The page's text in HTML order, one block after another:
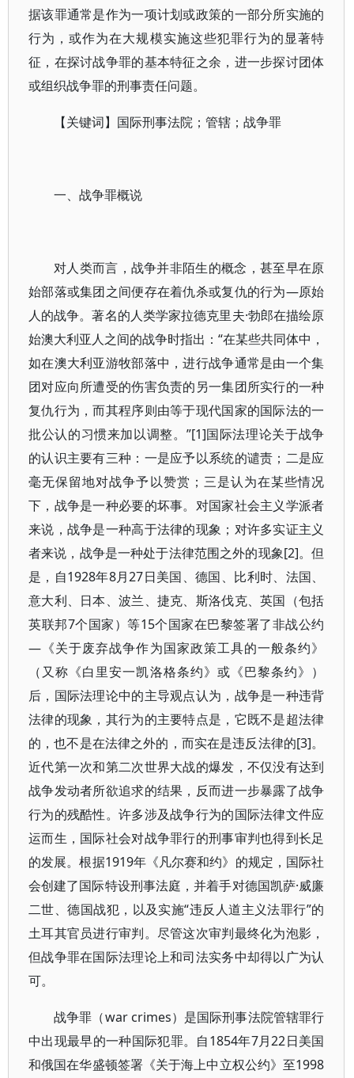
据该罪通常是作为一项计划或政策的一部分所实施的
行为，或作为在大规模实施这些犯罪行为的显著特
征，在探讨战争罪的基本特征之余，进一步探讨团体
或组织战争罪的刑事责任问题。
【关键词】国际刑事法院；管辖；战争罪
一、战争罪概说
对人类而言，战争并非陌生的概念，甚至早在原
始部落或集团之间便存在着仇杀或复仇的行为—原始
人的战争。著名的人类学家拉德克里夫·勃郎在描绘原
始澳大利亚人之间的战争时指出：“在某些共同体中，
如在澳大利亚游牧部落中，进行战争通常是由一个集
团对应向所遭受的伤害负责的另一集团所实行的一种
复仇行为，而其程序则由等于现代国家的国际法的一
批公认的习惯来加以调整。”[1]国际法理论关于战争
的认识主要有三种：一是应予以系统的谴责；二是应
毫无保留地对战争予以赞赏；三是认为在某些情况
下，战争是一种必要的坏事。对国家社会主义学派者
来说，战争是一种高于法律的现象；对许多实证主义
者来说，战争是一种处于法律范围之外的现象[2]。但
是，自1928年8月27日美国、德国、比利时、法国、
意大利、日本、波兰、捷克、斯洛伐克、英国（包括
英联邦7个国家）等15个国家在巴黎签署了非战公约
—《关于废弃战争作为国家政策工具的一般条约》
（又称《白里安一凯洛格条约》或《巴黎条约》）
后，国际法理论中的主导观点认为，战争是一种违背
法律的现象，其行为的主要特点是，它既不是超法律
的，也不是在法律之外的，而实在是违反法律的[3]。
近代第一次和第二次世界大战的爆发，不仅没有达到
战争发动者所欲追求的结果，反而进一步暴露了战争
行为的残酷性。许多涉及战争行为的国际法律文件应
运而生，国际社会对战争罪行的刑事审判也得到长足
的发展。根据1919年《凡尔赛和约》的规定，国际社
会创建了国际特设刑事法庭，并着手对德国凯萨·威廉
二世、德国战犯，以及实施“违反人道主义法罪行”的
土耳其官员进行审判。尽管这次审判最终化为泡影，
但战争罪在国际法理论上和司法实务中却得以广为认
可。
战争罪（war crimes）是国际刑事法院管辖罪行
中出现最早的一种国际犯罪。自1854年7月22日美国
和俄国在华盛顿签署《关于海上中立权公约》至1998